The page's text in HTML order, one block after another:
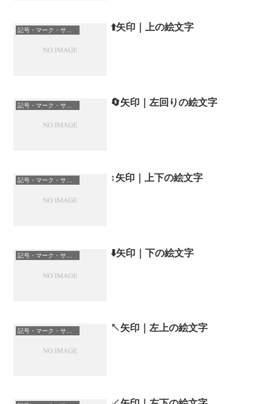
記号・マーク・サイン ⬆️矢印｜上の絵文字
記号・マーク・サイン 🔄矢印｜左回りの絵文字
記号・マーク・サイン ↕️矢印｜上下の絵文字
記号・マーク・サイン ⬇️矢印｜下の絵文字
記号・マーク・サイン ↖️矢印｜左上の絵文字